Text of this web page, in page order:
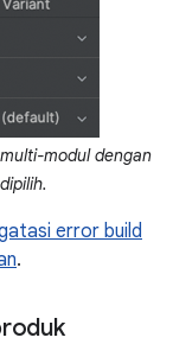
modul dengan
error build
.